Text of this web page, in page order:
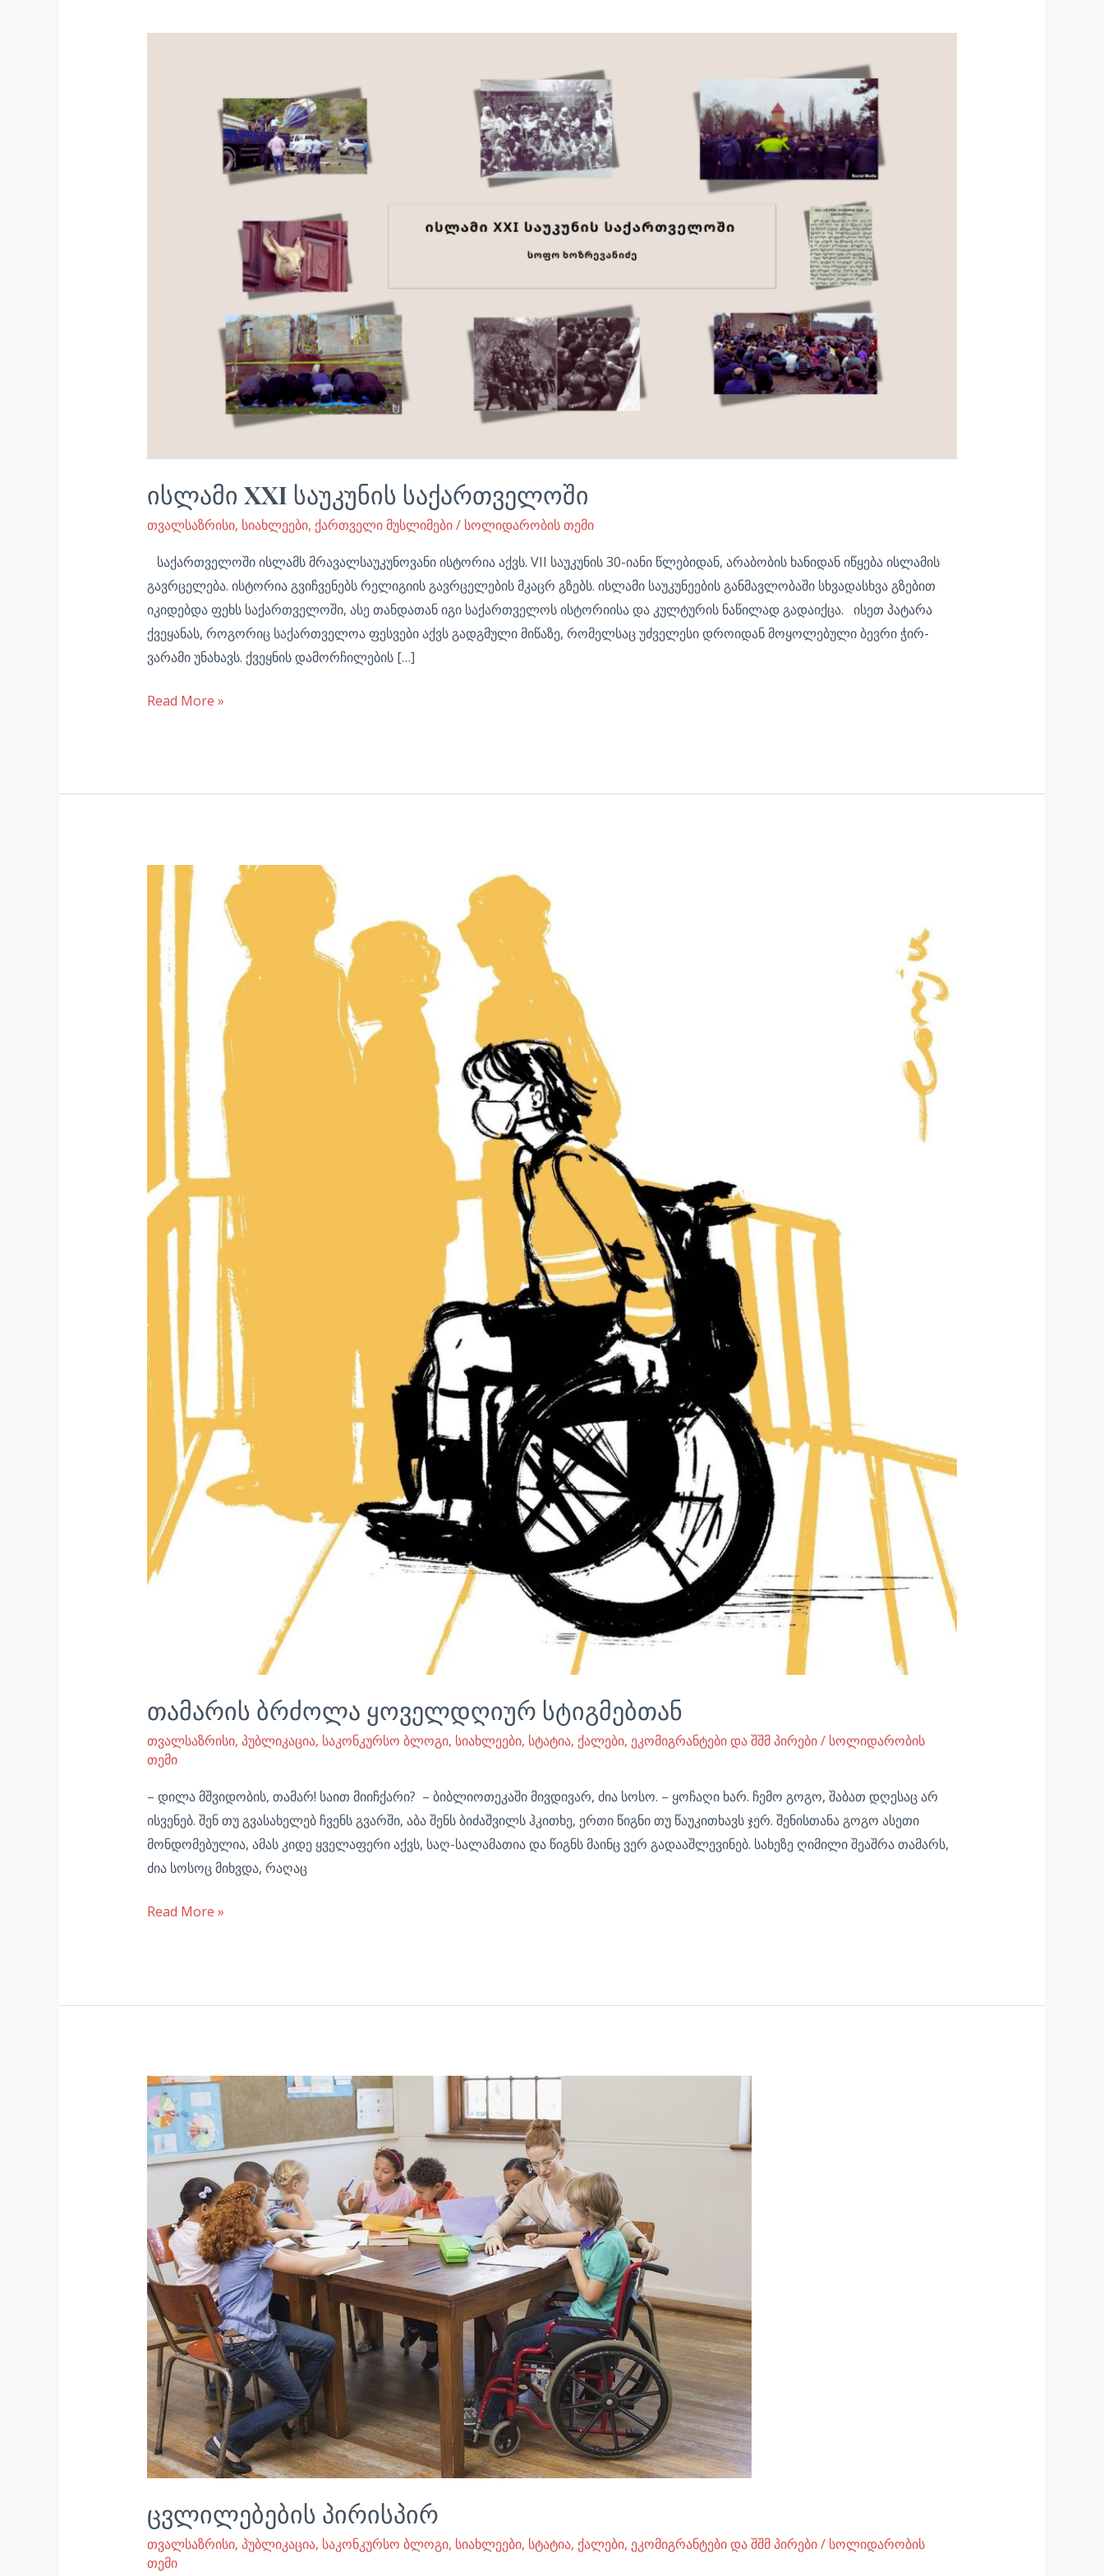
ისლამი XXI საუკუნის საქართველოში
თვალსაზრისი, სიახლეები, ქართველი მუსლიმები/ სოლიდარობის თემი
საქართველოში ისლამს მრავალსაუკუნოვანი ისტორია აქვს. VII საუკუნის 30-იანი წლებიდან, არაბობის ხანიდან იწყება ისლამის
გავრცელება. ისტორია გვიჩვენებს რელიგიის გავრცელების მკაცრ გზებს. ისლამი საუკუნეების განმავლობაში სხვადასხვა გზებით
იკიდებდა ფეხს საქართველოში, ასე თანდათან იგი საქართველოს ისტორიისა და კულტურის ნაწილად გადაიქცა. ისეთ პატარა
ქვეყანას, როგორიც საქართველოა ფესვები აქვს გადგმული მიწაზე, რომელსაც უძველესი დროიდან მოყოლებული ბევრი ჭირ-
ვარამი უნახავს. ქვეყნის დამორჩილების […]
საქართველოში
Read More »
თამარის ბრძოლა ყოველდღიურ სტიგმებთან
თვალსაზრისი, პუბლიკაცია, საკონკურსო ბლოგი, სიახლეები, სტატია, ქალები, ეკომიგრანტები და შშმ პირები/ სოლიდარობის
თემი
– დილა მშვიდობის, თამარ! საით მიიჩქარი? – ბიბლიოთეკაში მივდივარ, ძია სოსო. – ყოჩაღი ხარ. ჩემო გოგო, შაბათ დღესაც არ
ისვენებ. შენ თუ გვასახელებ ჩვენს გვარში, აბა შენს ბიძაშვილს ჰკითხე, ერთი წიგნი თუ წაუკითხავს ჯერ. შენისთანა გოგო ასეთი
მონდომებულია, ამას კიდე ყველაფერი აქვს, საღ-სალამათია და წიგნს მაინც ვერ გადააშლევინებ. სახეზე ღიმილი შეაშრა თამარს,
ძია სოსოც მიხვდა, რაღაც
თამარის
ბრძოლა
ყოველდღიურ
სტიგმებთან
Read More »
ცვლილებების პირისპირ
თვალსაზრისი, პუბლიკაცია, საკონკურსო ბლოგი, სიახლეები, სტატია, ქალები, ეკომიგრანტები და შშმ პირები/ სოლიდარობის
თემი
ცვლილებების
პირისპირ